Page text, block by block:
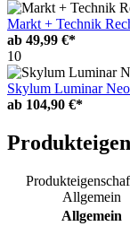
Markt + Technik
ab 49,99 €*
10
Skylum Luminar
ab 104,90 €*
Allgemein
Allgemein